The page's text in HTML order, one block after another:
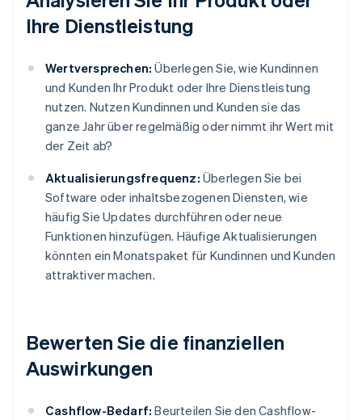
Ihre Dienstleistung
Wertversprechen: Überlegen Sie, wie Kundinnen
und Kunden Ihr Produkt oder Ihre Dienstleistung
nutzen. Nutzen Kundinnen und Kunden sie das
ganze Jahr über regelmäßig oder nimmt ihr Wert mit
der Zeit ab?
Aktualisierungsfrequenz: Überlegen Sie bei
Software oder inhaltsbezogenen Diensten, wie
häufig Sie Updates durchführen oder neue
Funktionen hinzufügen. Häufige Aktualisierungen
könnten ein Monatspaket für Kundinnen und Kunden
attraktiver machen.
Bewerten Sie die finanziellen
Auswirkungen
Cashflow-Bedarf: Beurteilen Sie den Cashflow-